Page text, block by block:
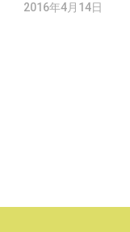
2016年4月14日